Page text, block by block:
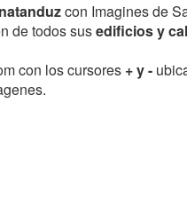
con Imagines de
de todos susedificios y
con los cursores + y -